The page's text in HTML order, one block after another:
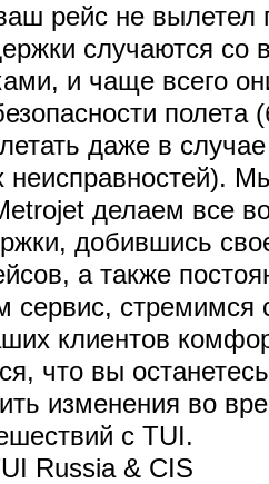
рейс не вылетел
случаются со
и чаще всего
полета
даже в
неисправностей).
делаем все
добившись
а также
сервис, стремимся
клиентов
что вы
изменения во
с TUI.
Russia & CIS